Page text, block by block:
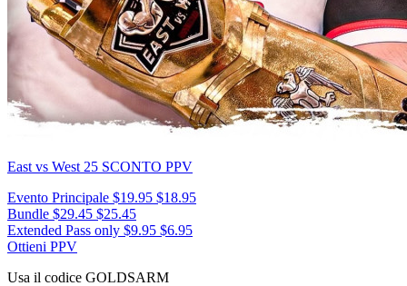
East vs West 25 SCONTO PPV
Evento Principale $19.95 $18.95
Bundle $29.45 $25.45
Extended Pass only $9.95 $6.95
Ottieni PPV
Usa il codice GOLDSARM